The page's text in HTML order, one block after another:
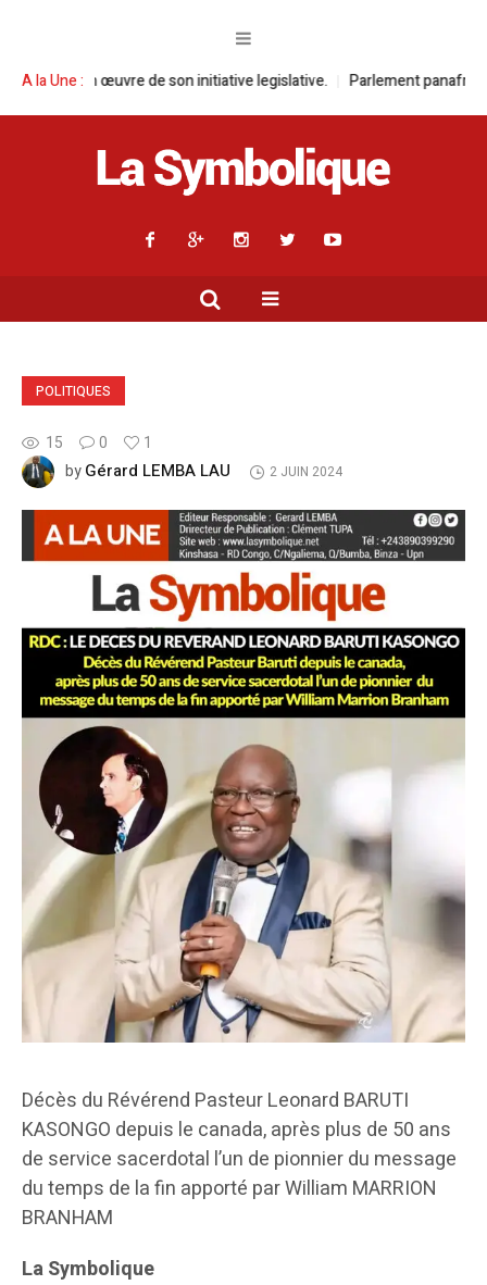
A la Une :
en œuvre de son initiative legislative. Parlement panafricain : à
POLITIQUES
15 0
1
byGérard LEMBA LAU 2 JUIN 2024
Décès du Révérend Pasteur Leonard BARUTI
KASONGO depuis le canada, après plus de 50 ans
de service sacerdotal l’un de pionnier du message
du temps de la fin apporté par William MARRION
BRANHAM
La Symbolique